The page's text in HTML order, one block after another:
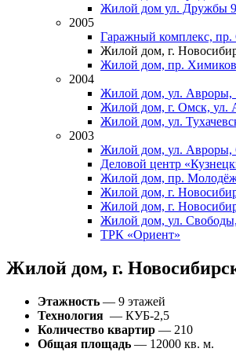
Жилой дом ул. Дружбы 9
2005
Гаражный комплекс, пр.
Жилой дом, г.
Жилой дом, пр.
2004
Жилой дом, ул. Авроры,
Жилой дом, г. Омск, ул.
Жилой дом, ул.
2003
Жилой дом, ул. Авроры,
Деловой центр
Жилой дом, пр.
Жилой дом, г.
Жилой дом, г.
Жилой дом, ул.
ТРК «Ориент»
Жилой дом, г.
Этажность — 9 этажей
Технология — КУБ-2,5
Количество квартир — 210
Общая площадь — 12000 кв. м.